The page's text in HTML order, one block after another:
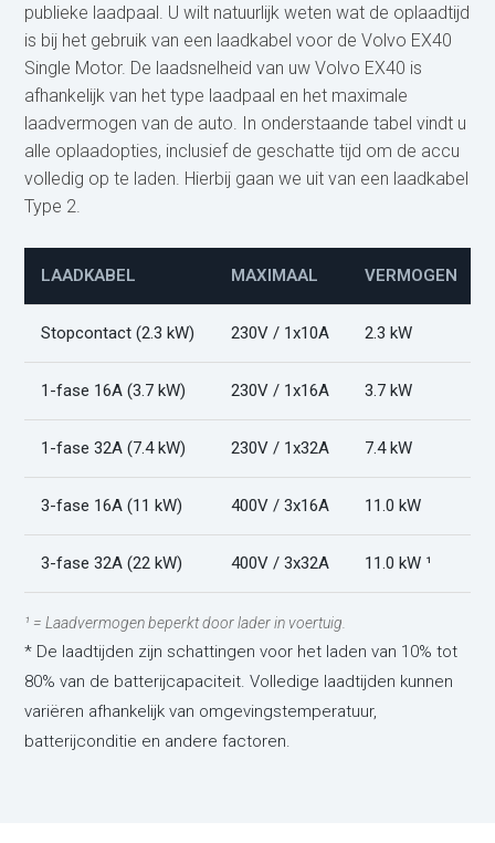
publieke laadpaal. U wilt natuurlijk weten wat de oplaadtijd
is bij het gebruik van een laadkabel voor de Volvo EX40
Single Motor. De laadsnelheid van uw Volvo EX40 is
afhankelijk van het type laadpaal en het maximale
laadvermogen van de auto. In onderstaande tabel vindt u
alle oplaadopties, inclusief de geschatte tijd om de accu
volledig op te laden. Hierbij gaan we uit van een laadkabel
Type 2.
LAADKABEL MAXIMAAL VERMOGEN
Stopcontact (2.3 kW) 230V / 1x10A 2.3 kW
1-fase 16A (3.7 kW) 230V / 1x16A 3.7 kW
1-fase 32A (7.4 kW) 230V / 1x32A 7.4 kW
3-fase 16A (11 kW) 400V / 3x16A 11.0 kW
3-fase 32A (22 kW) 400V / 3x32A 11.0 kW ¹
¹ = Laadvermogen beperkt door lader in voertuig.
* De laadtijden zijn schattingen voor het laden van 10% tot
80% van de batterijcapaciteit. Volledige laadtijden kunnen
variëren afhankelijk van omgevingstemperatuur,
batterijconditie en andere factoren.